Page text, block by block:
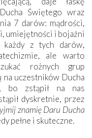
Świętego wraz
7 darów: mądrości,
umiejętności i bojaźni
każdy z tych darów,
ale warto
rożnych grup
na uczestników Ducha
bo zstąpił na nas
dyskretnie, przez
znamię Daru Ducha
pełne i skuteczne.